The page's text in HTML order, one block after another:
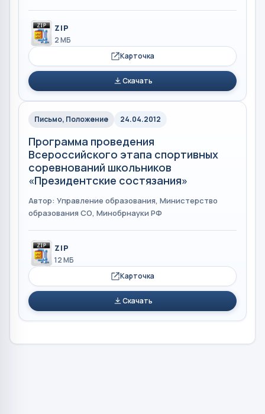
ZIP
2 МБ
Карточка
Скачать
Письмо, Положение 24.04.2012
Программа проведения
Всероссийского этапа спортивных
соревнований школьников
«Президентские состязания»
Автор: Управление образования, Министерство
образования СО, Минобрнауки РФ
ZIP
12 МБ
Карточка
Скачать